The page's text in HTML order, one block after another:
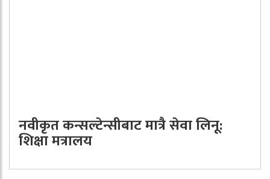
नवीकृत कन्सल्टेन्सीबाट मात्रै सेवा लिनू:
शिक्षा मत्रालय